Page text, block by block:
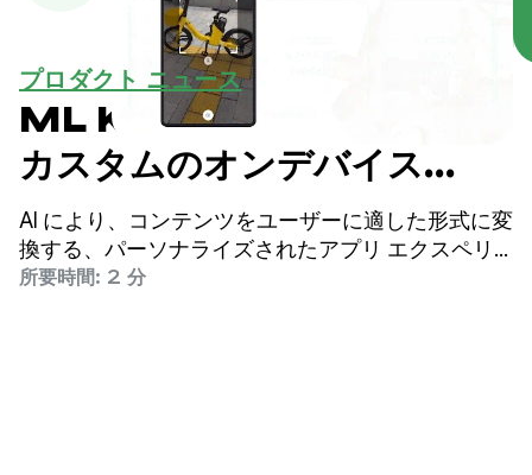
プロダクト ニュース
ML Kit の Prompt API:
カスタムのオンデバイス
Gemini Nano エクスペリ
エンスを実現
AI により、コンテンツをユーザーに適した形式に変
換する、パーソナライズされたアプリ エクスペリ
エンスを簡単に作成できるようになりました。
所要時間: 2 分